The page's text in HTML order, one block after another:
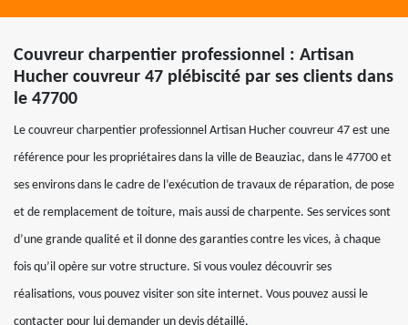
Couvreur charpentier professionnel : Artisan
Hucher couvreur 47 plébiscité par ses clients dans
le 47700
Le couvreur charpentier professionnel Artisan Hucher couvreur 47 est une
référence pour les propriétaires dans la ville de Beauziac, dans le 47700 et
ses environs dans le cadre de l’exécution de travaux de réparation, de pose
et de remplacement de toiture, mais aussi de charpente. Ses services sont
d’une grande qualité et il donne des garanties contre les vices, à chaque
fois qu’il opère sur votre structure. Si vous voulez découvrir ses
réalisations, vous pouvez visiter son site internet. Vous pouvez aussi le
contacter pour lui demander un devis détaillé.